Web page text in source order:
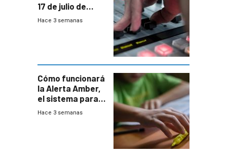
17 de julio de
2026
Hace 3 semanas
Cómo funcionará
la Alerta Amber,
el sistema para
la búsqueda
Hace 3 semanas